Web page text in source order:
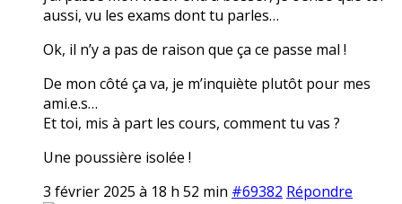
aussi, vu les exams dont tu parles…
Ok, il n’y a pas de raison que ça ce passe mal !
De mon côté ça va, je m’inquiète plutôt pour mes
ami.e.s…
Et toi, mis à part les cours, comment tu vas ?
Une poussière isolée !
3 février 2025 à 18 h 52 min #69382 Répondre